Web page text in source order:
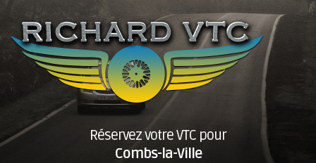
Réservez votre VTC pour
Combs-la-Ville